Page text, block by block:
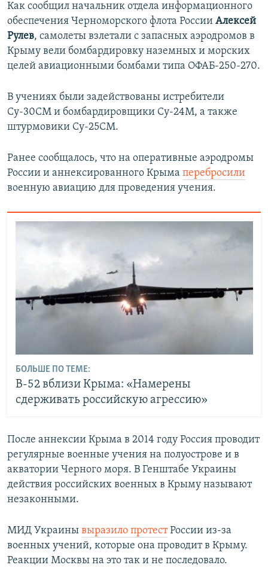
Как сообщил начальник отдела информационного
обеспечения Черноморского флота России Алексей
Рулев, самолеты взлетали с запасных аэродромов в
Крыму вели бомбардировку наземных и морских
целей авиационными бомбами типа ОФАБ-250-270.
В учениях были задействованы истребители
Су-30СМ и бомбардировщики Су-24М, а также
штурмовики Су-25СМ.
Ранее сообщалось, что на оперативные аэродромы
России и аннексированного Крыма перебросили
военную авиацию для проведения учения.
БОЛЬШЕ ПО ТЕМЕ:
B-52 вблизи Крыма: «Намерены
сдерживать российскую агрессию»
После аннексии Крыма в 2014 году Россия проводит
регулярные военные учения на полуострове и в
акватории Черного моря. В Генштабе Украины
действия российских военных в Крыму называют
незаконными.
МИД Украины выразило протестРоссии из-за
военных учений, которые она проводит в Крыму.
Реакции Москвы на это так и не последовало.